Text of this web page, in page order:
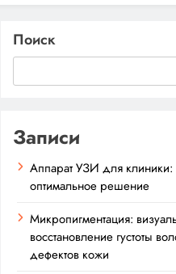
Поиск
Записи
Аппарат УЗИ для клиники:
оптимальное решение
Микропигментация:
восстановление густоты
дефектов кожи